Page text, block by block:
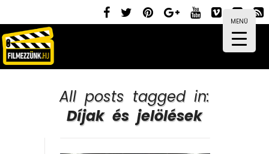
MENÜ
All posts tagged in:
Díjak és jelölések